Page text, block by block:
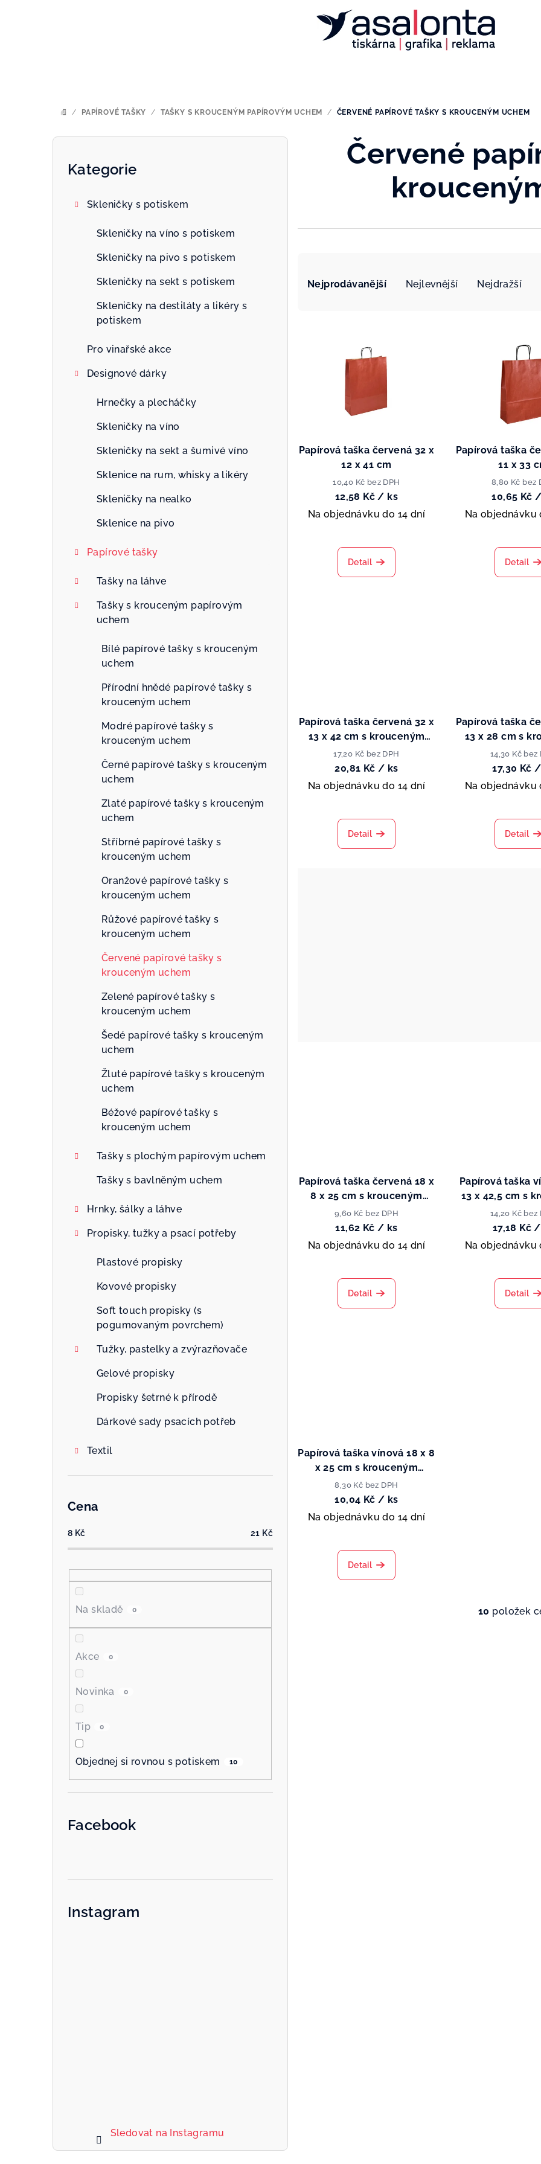
DOMŮ
/ PAPÍROVÉ TAŠKY / TAŠKY S KROUCENÝM PAPÍROVÝM UCHEM / ČERVENÉ PAPÍROVÉ TAŠKY S KROUCENÝM UCHEM
P
Přeskočit
Kategorie
Skleničky s potiskem
Skleničky na víno s potiskem
Skleničky na pivo s potiskem
Skleničky na sekt s potiskem
Skleničky na destiláty a likéry s
potiskem
Pro vinařské akce
Designové dárky
Hrnečky a plecháčky
Skleničky na víno
Skleničky na sekt a šumivé víno
Sklenice na rum, whisky a likéry
Skleničky na nealko
Sklenice na pivo
Papírové tašky
Tašky na láhve
Tašky s krouceným papírovým
uchem
Bílé papírové tašky s krouceným
uchem
Přírodní hnědé papírové tašky s
krouceným uchem
Modré papírové tašky s
krouceným uchem
Černé papírové tašky s krouceným
uchem
Zlaté papírové tašky s krouceným
uchem
Stříbrné papírové tašky s
krouceným uchem
Oranžové papírové tašky s
krouceným uchem
Růžové papírové tašky s
krouceným uchem
Červené papírové tašky s
krouceným uchem
Zelené papírové tašky s
krouceným uchem
Šedé papírové tašky s krouceným
uchem
Žluté papírové tašky s krouceným
uchem
Béžové papírové tašky s
krouceným uchem
Tašky s plochým papírovým uchem
Tašky s bavlněným uchem
Hrnky, šálky a láhve
Propisky, tužky a psací potřeby
Plastové propisky
Kovové propisky
Soft touch propisky (s
pogumovaným povrchem)
Tužky, pastelky a zvýrazňovače
Gelové propisky
Propisky šetrné k přírodě
Dárkové sady psacích potřeb
Textil
Cena
8 Kč 21 Kč
Na skladě 0
Akce 0
Novinka 0
Tip 0
Objednej si rovnou s potiskem 10
Facebook
Instagram
Sledovat na Instagramu
Červené
a
o
k
Nejprodávanější Nejlevnější Nejdražší
p
d
Papírová taška červená 32 x
12 x 41 cm
10,40 Kč bez DPH
12,58 Kč/ ks
Na objednávku do 14 dní
Detail
Papírová taška
11 x 33
8,80 Kč bez
10,65 Kč /
Na objednávku
Detail
Papírová taška červená 32 x
13 x 42 cm s krouceným
papírovým uchem
17,20 Kč bez DPH
20,81 Kč / ks
Na objednávku do 14 dní
Detail
Papírová taška
13 x 28 cm s
papírovým
14,30 Kč bez
17,30 Kč /
Na objednávku
Detail
Papírová taška červená 18 x
8 x 25 cm s krouceným
papírovým uchem
9,60 Kč bez DPH
11,62 Kč / ks
Na objednávku do 14 dní
Detail
Papírová taška
13 x 42,5 cm s
papírovým
14,20 Kč bez
17,18 Kč/
Na objednávku
Detail
Papírová taška vínová 18 x 8
x 25 cm s krouceným
papírovým uchem
8,30 Kč bez DPH
10,04 Kč / ks
Na objednávku do 14 dní
Detail
O
10 položek